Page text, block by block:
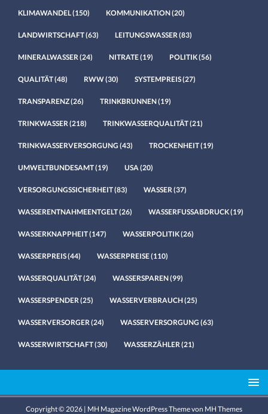
KLIMAWANDEL(150) KOMMUNIKATION(20)
LANDWIRTSCHAFT(63) LEITUNGSWASSER (83)
MINERALWASSER (24) NITRATE(19) POLITIK(56)
QUALITÄT(48) RWW(30) SYSTEMPREIS(27)
TRANSPARENZ(26) TRINKBRUNNEN(19)
TRINKWASSER (218) TRINKWASSERQUALITÄT(21)
TRINKWASSERVERSORGUNG (43) TROCKENHEIT(19)
UMWELTBUNDESAMT(19) USA (20)
VERSORGUNGSSICHERHEIT(83) WASSER (37)
WASSERENTNAHMEENTGELT(26) WASSERFUSSABDRUCK(19)
WASSERKNAPPHEIT(147) WASSERPOLITIK(26)
WASSERPREIS(44) WASSERPREISE(110)
WASSERQUALITÄT(24) WASSERSPAREN(99)
WASSERSPENDER (25) WASSERVERBRAUCH(25)
WASSERVERSORGER (24) WASSERVERSORGUNG (63)
WASSERWIRTSCHAFT(30) WASSERZÄHLER (21)
Copyright © 2026 | MH Magazine WordPress Theme von MH Themes